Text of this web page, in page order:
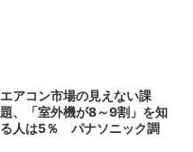
エアコン市場の見えない課
題、「室外機が8～9割」を知
る人は5％ パナソニック調